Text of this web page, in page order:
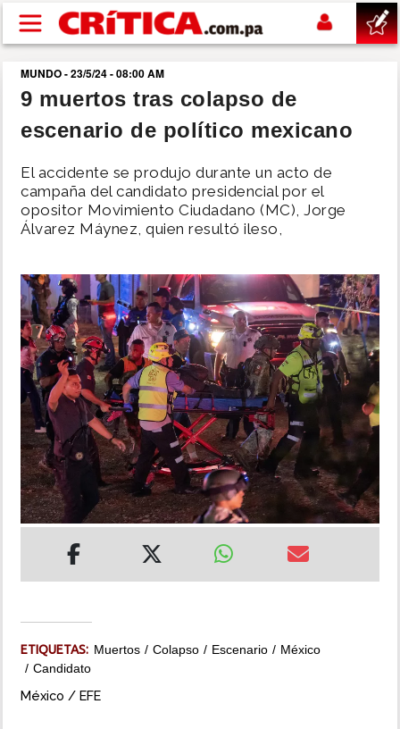
Pasar al contenido principal
buscar
SUCESOS
NACIONAL
POLÍTICA
SHOW
DEPORTES
MUNDO
INSÓLITAS
MULTIMEDIA
MUNDO - 23/5/24 - 08:00 AM
9 muertos tras colapso de
escenario de político mexicano
El accidente se produjo durante un acto de
campaña del candidato presidencial por el
opositor Movimiento Ciudadano (MC), Jorge
Álvarez Máynez, quien resultó ileso,
ETIQUETAS: Muertos Colapso Escenario
México
Candidato
México / EFE